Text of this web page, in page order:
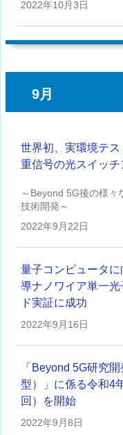
2022年10月3日
9月
世界初、実環境テ
重信号の光スイッ
～Beyond 5G後の様々
技術開発～
2022年9月22日
量子コンピュータ
導ナノワイア単一
ド実証に成功
2022年9月16日
「Beyond 5G研究
型）」に係る令和4
回）を開始
2022年9月8日